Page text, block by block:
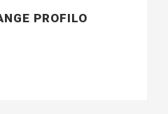
PROFILO